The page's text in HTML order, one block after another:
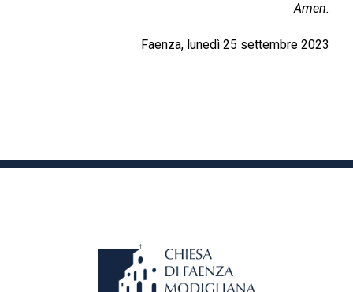
Amen.
Faenza, lunedì 25 settembre 2023